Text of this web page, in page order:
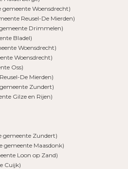
gemeente Woensdrecht)
Reusel-De Mierden)
Drimmelen)
Bladel)
Woensdrecht)
Woensdrecht)
Oss)
De Mierden)
Zundert)
Gilze en Rijen)
gemeente Zundert)
gemeente Maasdonk)
Loon op Zand)
Cuijk)